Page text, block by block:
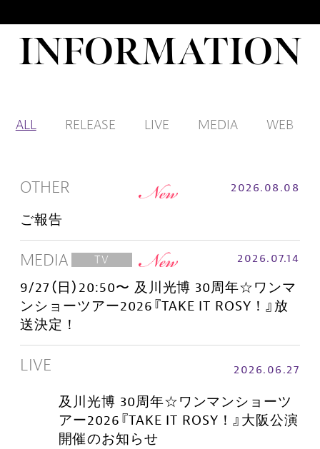
INFORMATION
ALL RELEASE LIVE MEDIA WEB
OTHER 2026.08.08
ご報告
MEDIA TV 2026.07.14
9/27（日）20:50〜 及川光博 30周年☆ワンマ
ンショーツアー2026『TAKE IT ROSY！』放
送決定！
LIVE 2026.06.27
及川光博 30周年☆ワンマンショーツ
アー2026『TAKE IT ROSY！』大阪公演
開催のお知らせ